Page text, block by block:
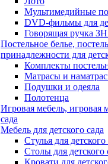
Мультимедийные
DVD-фильмы для
Говорящая ручка
Постельное белье,
принадлежности для
Комплекты
Матрасы и
Подушки и одеяла
Полотенца
Игровая мебель, игровая
сада
Мебель для детского сада
Стулья для детского
Столы для детского